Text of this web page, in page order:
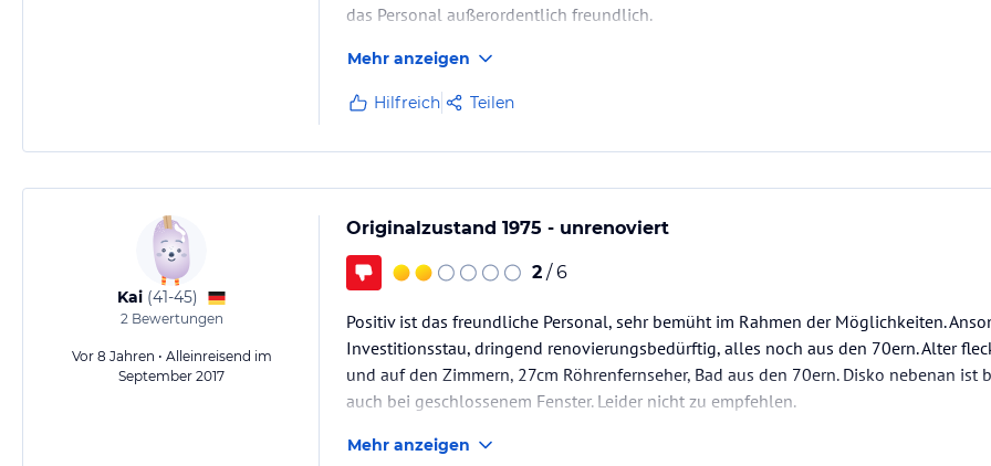
das Personal außerordentlich freundlich.
Mehr anzeigen
Hilfreich Teilen
Kai (41-45)
2Bewertungen
Vor 8 Jahren • Alleinreisend im
September 2017
Originalzustand 1975 - unrenoviert
2 / 6
Positiv ist das freundliche Personal, sehr bemüht im Rahmen der Möglichkeiten.
Investitionsstau, dringend renovierungsbedürftig, alles noch aus den 70ern. Alter
und auf den Zimmern, 27cm Röhrenfernseher, Bad aus den 70ern. Disko nebenan ist
auch bei geschlossenem Fenster. Leider nicht zu empfehlen.
Mehr anzeigen